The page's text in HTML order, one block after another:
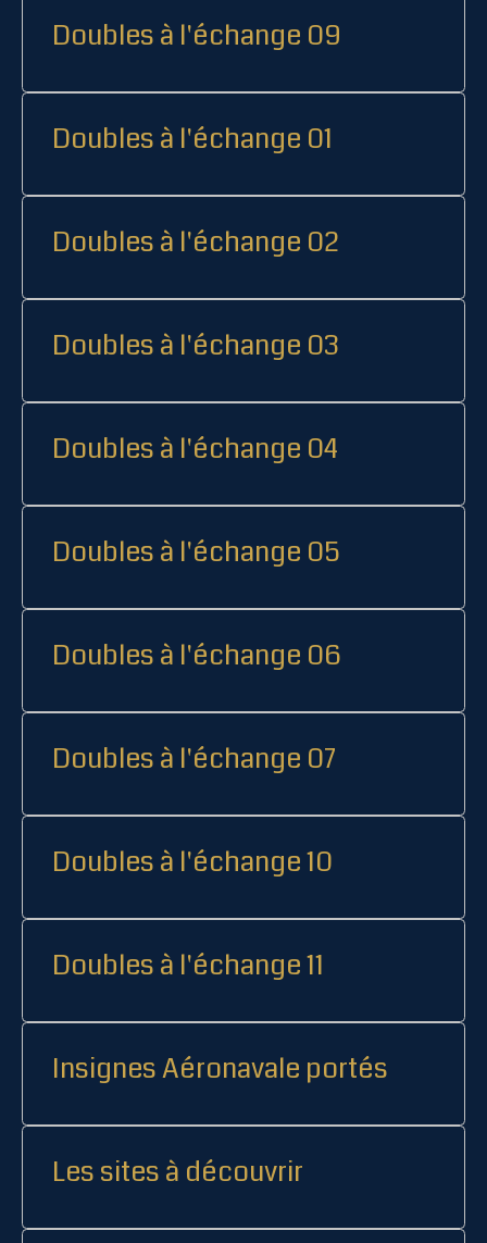
Doubles à l'échange 09
Doubles à l'échange 01
Doubles à l'échange 02
Doubles à l'échange 03
Doubles à l'échange 04
Doubles à l'échange 05
Doubles à l'échange 06
Doubles à l'échange 07
Doubles à l'échange 10
Doubles à l'échange 11
Insignes Aéronavale portés
Les sites à découvrir